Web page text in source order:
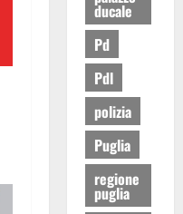
ducale
Pd
Pdl
polizia
Puglia
regione
puglia